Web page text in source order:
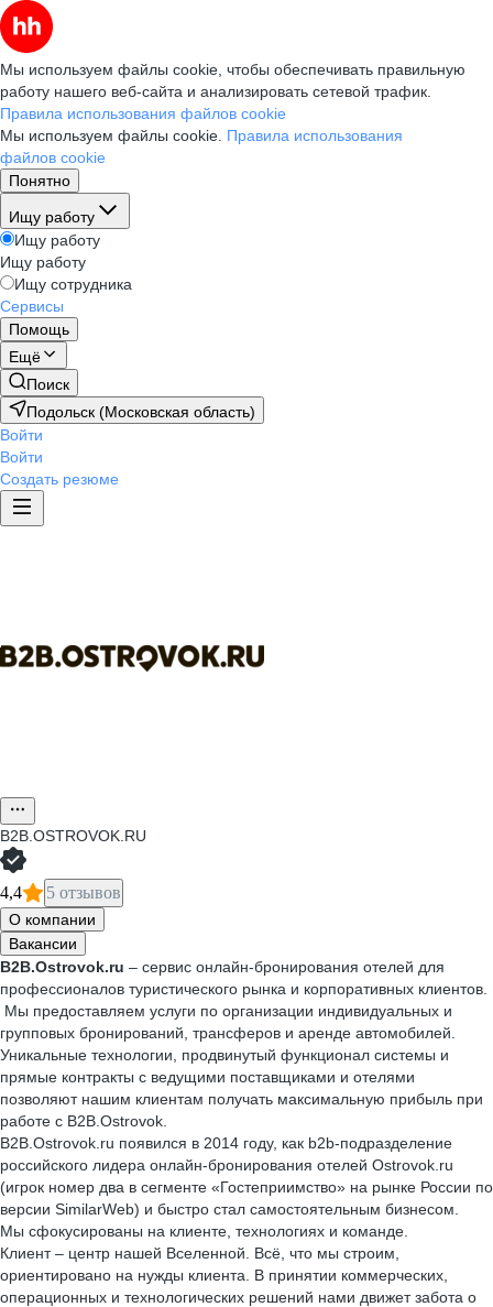
Мы используем файлы cookie, чтобы обеспечивать правильную
работу нашего веб-сайта и анализировать сетевой трафик.
Правила использования файлов cookie
Мы используем файлы cookie. Правила использования
файлов cookie
Понятно
Ищу работу
Ищу работу
Ищу работу
Ищу сотрудника
Сервисы
Помощь
Ещё
Поиск
Подольск (Московская область)
Войти
Войти
Создать резюме
B2B.OSTROVOK.RU
4,4 5 отзывов
О компании
Вакансии
B2B.Ostrovok.ru – сервис онлайн-бронирования отелей для
профессионалов туристического рынка и корпоративных клиентов.
Мы предоставляем услуги по организации индивидуальных и
групповых бронирований, трансферов и аренде автомобилей.
Уникальные технологии, продвинутый функционал системы и
прямые контракты с ведущими поставщиками и отелями
позволяют нашим клиентам получать максимальную прибыль при
работе с B2B.Ostrovok.
B2B.Ostrovok.ru появился в 2014 году, как b2b-подразделение
российского лидера онлайн-бронирования отелей Ostrovok.ru
(игрок номер два в сегменте «Гостеприимство» на рынке России по
версии SimilarWeb) и быстро стал самостоятельным бизнесом.
Мы сфокусированы на клиенте, технологиях и команде.
Клиент – центр нашей Вселенной. Всё, что мы строим,
ориентировано на нужды клиента. В принятии коммерческих,
операционных и технологических решений нами движет забота о